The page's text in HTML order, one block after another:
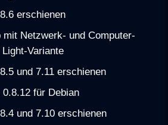
erschienen
mit Netzwerk- und Computer-
Variante
und 7.11 erschienen
0.8.12 für Debian
und 7.10 erschienen